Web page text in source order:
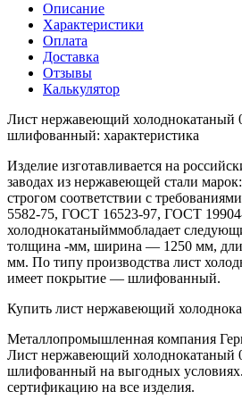
Описание
Характеристики
Оплата
Доставка
Отзывы
Калькулятор
Лист нержавеющий
шлифованный: характеристика
Изделие изготавливается на
заводах из нержавеющей стали
строгом соответствии с
5582-75, ГОСТ 16523-97, ГОСТ
холоднокатаныйммобладает
толщина -мм, ширина — 1250 мм,
мм. По типу производства лист
имеет покрытие — шлифованный.
Купить лист нержавеющий
Металлопромышленная компания
Лист нержавеющий
шлифованный на выгодных
сертификацию на все изделия.